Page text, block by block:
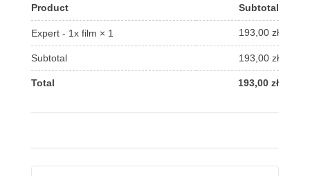
Product Subtotal
Expert - 1x film × 1 193,00 zł
Subtotal 193,00 zł
Total 193,00 zł